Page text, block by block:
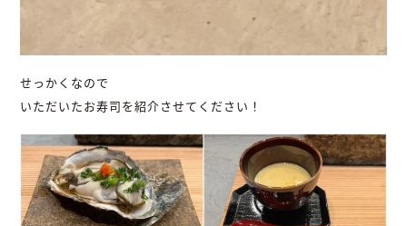
せっかくなので
いただいたお寿司を紹介させてください！